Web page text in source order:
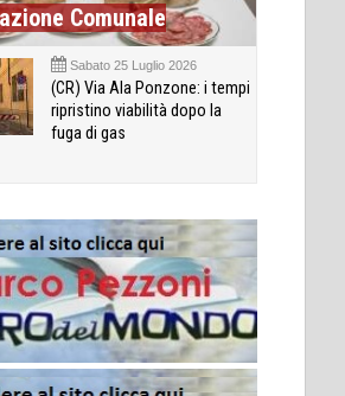
Comunale
Sabato 25 Luglio 2026
(CR) Via Ala Ponzone: i tempi
ripristino viabilità dopo la
fuga di gas